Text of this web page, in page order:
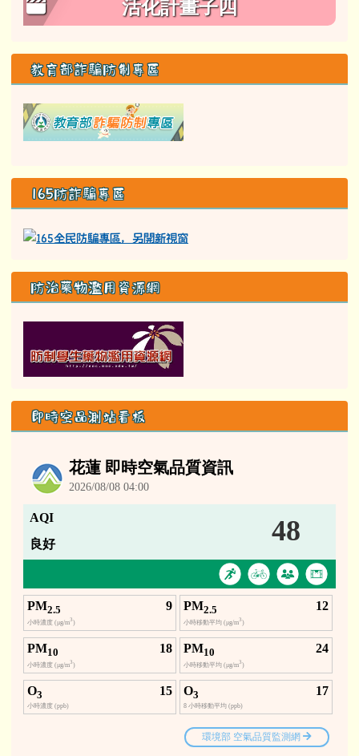
活化計畫子四
教育部詐騙防制專區
165防詐騙專區
防治藥物濫用資源網
即時空品測站看板